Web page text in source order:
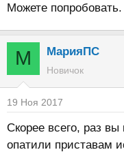
Можете попробовать.
М МарияПС
Новичок
19 Ноя 2017
Скорее всего, раз
опатили приставам